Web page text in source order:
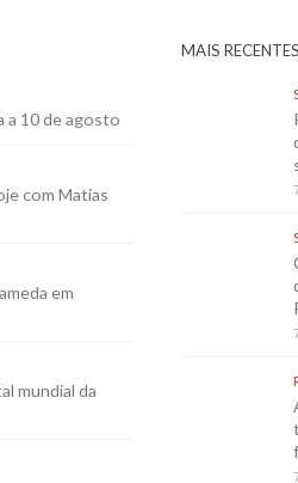
a 10 de agosto
com Matias
em
mundial da
MAIS RECENTES